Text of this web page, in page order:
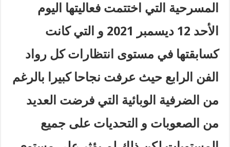
المسرحية التي اختتمت فعاليتها اليوم
الأحد 12 ديسمبر 2021 و التي كانت
كسابقتها في مستوى انتظارات كل رواد
الفن الرابع حيث عرفت نجاحا كبيرا بالرغم
من الضرفية الوبائية التي فرضت العديد
من الصعوبات و التحديات على جميع